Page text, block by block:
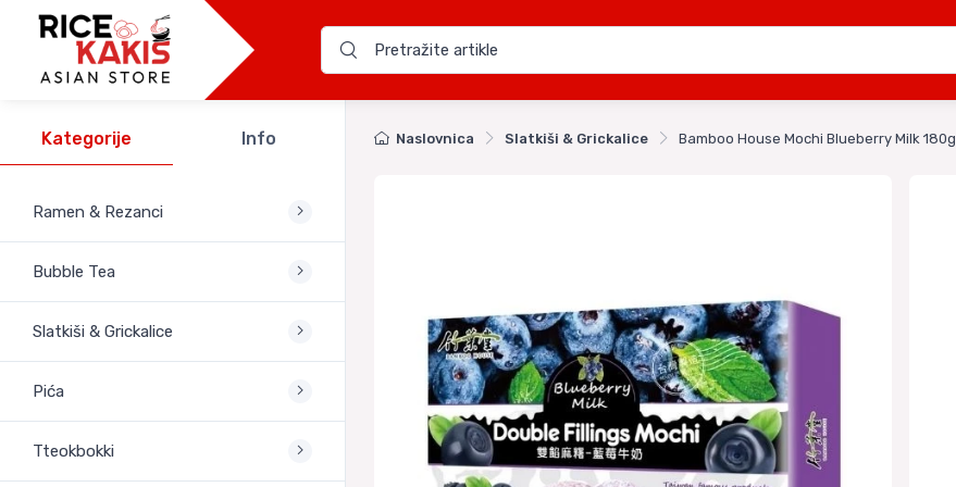
Kategorije Info
Ramen & Rezanci
Bubble Tea
Slatkiši & Grickalice
Pića
Tteokbokki
Naslovnica Slatkiši & Grickalice Bamboo House Mochi Blueberry Milk 180g